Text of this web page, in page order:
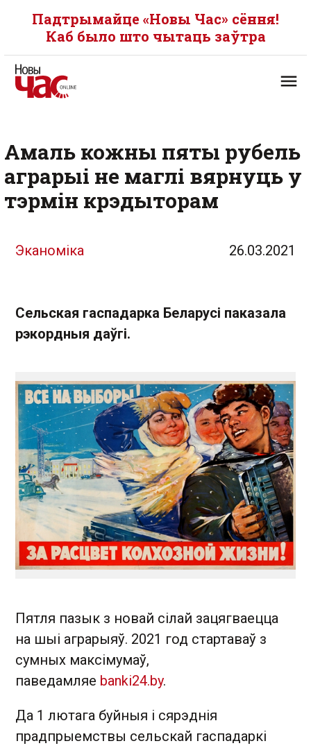
Падтрымайце «Новы Час» сёння!
Каб было што чытаць заўтра
Амаль кожны пяты рубель
аграрыі не маглі вярнуць у
тэрмін крэдыторам
Эканоміка 26.03.2021
Сельская гаспадарка Беларусі паказала
рэкордныя даўгі.
Пятля пазык з новай сілай зацягваецца
на шыі аграрыяў. 2021 год стартаваў з
сумных максімумаў,
паведамляе banki24.by.
Да 1 лютага буйныя і сярэднія
прадпрыемствы сельскай гаспадаркі